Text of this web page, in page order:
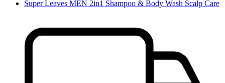
Super Leaves MEN 2in1 Shampoo & Body Wash Scalp Care